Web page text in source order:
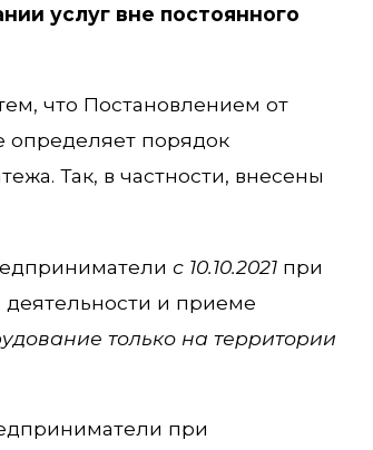
услуг вне постоянного
что Постановлением от
определяет порядок
Так, в частности, внесены
с 10.10.2021 при
деятельности и приеме
только на территории
при